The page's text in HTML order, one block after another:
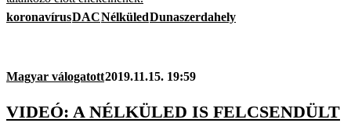
koronavírusDACNélküledDunaszerdahely
Magyar válogatott2019.11.15. 19:59
VIDEÓ: A NÉLKÜLED IS FELCSENDÜLT